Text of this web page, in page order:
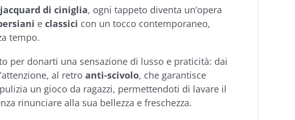
di ciniglia, ogni tappeto diventa un’opera
e classici con un tocco contemporaneo,
tempo.
per donarti una sensazione di lusso e praticità: dai
al retro anti-scivolo, che garantisce
un gioco da ragazzi, permettendoti di lavare il
rinunciare alla sua bellezza e freschezza.